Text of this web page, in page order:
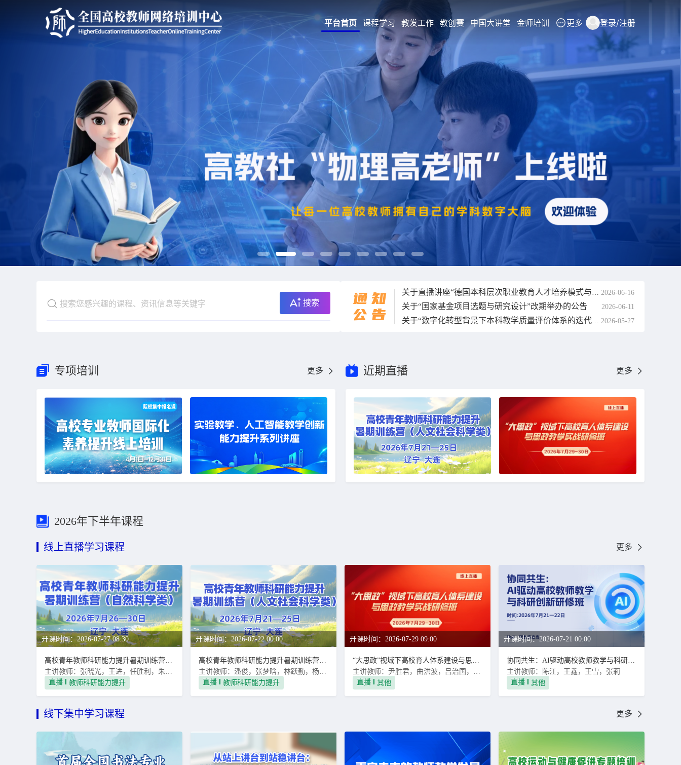
平台首页 课程学习 教发工作 教创赛 中国大讲堂 金师培训 更多 登录/注册
搜索您感兴趣的课程、资讯信息等关键字 搜索 通知
公 告
关于直播讲座“德国本科层次职业教育人才培养模式与我国职业本科教育发展”延期的公告 2026-06-16
关于“国家基金项目选题与研究设计”改期举办的公告
2026-06-11
关于“数字化转型背景下本科教学质量评价体系的迭代升级与创新实践”直播讲座改期公告 2026-05-27
专项培训 更多 近期直播 更多
2026年下半年课程
线上直播学习课程 更多
开课时间：2026-07-27 08:30
高校青年教师科研能力提升暑期训练营（自然科学类）
主讲教师：张晓光，王进，任胜利，朱永法，王秉，刘海峰
直播
教师科研能力提升
开课时间：2026-07-22 00:00
高校青年教师科研能力提升暑期训练营（人文社会科学类）
主讲教师：潘俊，张梦晗，林跃勤，杨润勇，袁军鹏，何静
直播
教师科研能力提升
开课时间：2026-07-29 09:00
“大思政”视域下高校育人体系建设与思政教学实战研修班
主讲教师：尹胜君，曲洪波，吕治国，许宁
直播
其他
开课时间：2026-07-21 00:00
协同共生：AI驱动高校教师教学与科研创新研修班
主讲教师：陈江，王鑫，王雪，张莉
直播
其他
线下集中学习课程 更多